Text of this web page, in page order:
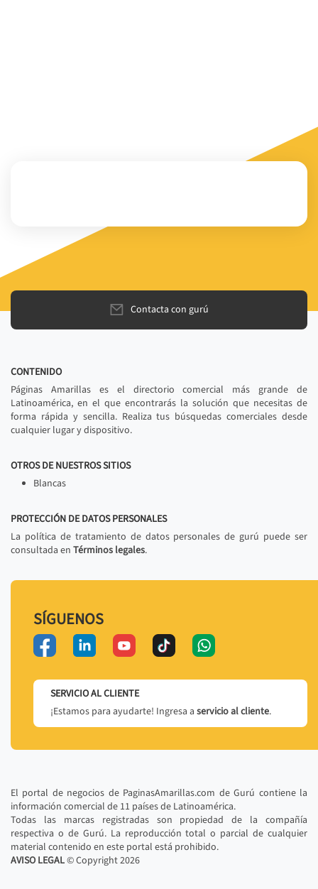
Contacta con gurú
CONTENIDO
Páginas Amarillas es el directorio comercial más grande de
Latinoamérica, en el que encontrarás la solución que necesitas de
forma rápida y sencilla. Realiza tus búsquedas comerciales desde
cualquier lugar y dispositivo.
OTROS DE NUESTROS SITIOS
Blancas
PROTECCIÓN DE DATOS PERSONALES
La política de tratamiento de datos personales de gurú puede ser
consultada en Términos legales.
SÍGUENOS
SERVICIO AL CLIENTE
¡Estamos para ayudarte! Ingresa a servicio al cliente.
El portal de negocios de PaginasAmarillas.com de Gurú contiene la
información comercial de 11 países de Latinoamérica.
Todas las marcas registradas son propiedad de la compañía
respectiva o de Gurú. La reproducción total o parcial de cualquier
material contenido en este portal está prohibido.
AVISO LEGAL© Copyright2026